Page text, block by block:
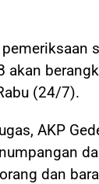
akan
(24/7).
AKP
dan